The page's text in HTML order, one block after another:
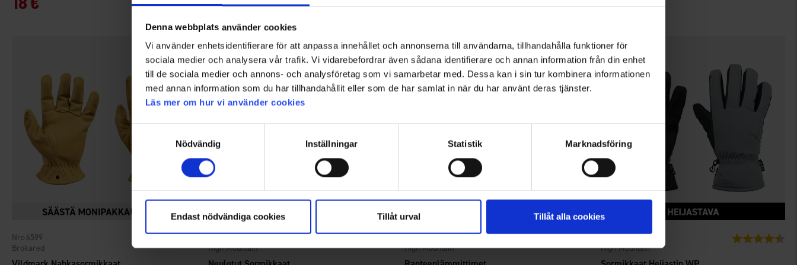
Denna webbplats använder cookies
Vi använder enhetsidentifierare för att anpassa innehållet och annonserna till användarna, tillhandahålla funktioner för
sociala medier och analysera vår trafik. Vi vidarebefordrar även sådana identifierare och annan information från din enhet
till de sociala medier och annons- och analysföretag som vi samarbetar med. Dessa kan i sin tur kombinera informationen
med annan information som du har tillhandahållit eller som de har samlat in när du har använt deras tjänster.
Läs mer om hur vi använder cookies
Nödvändig
Inställningar Statistik Marknadsföring
Endast nödvändiga cookies Tillåt urval Tillåt alla cookies
Brokared
6599 Arvio: 4.1 5:sta tähdestä
High Mountain
8400 Arvio: 4.5 5:sta tähdestä
High Mountain
2409 Arvio: 4.5 5:sta tähdestä
High Mountain
6898 Arvio: